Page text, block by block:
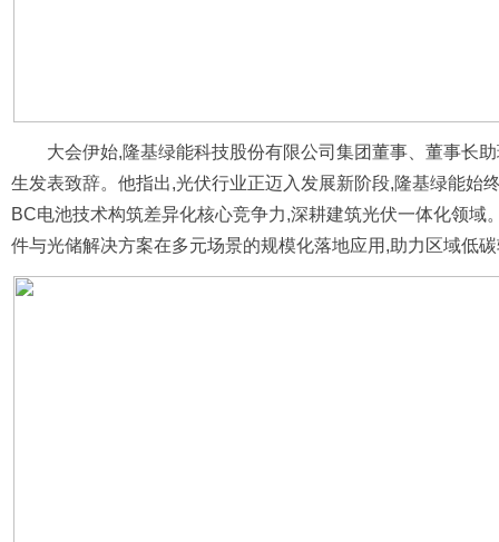
大会伊始,隆基绿能科技股份有限公司集团董事、董事长
生发表致辞。他指出,光伏行业正迈入发展新阶段,隆基绿能始
BC电池技术构筑差异化核心竞争力,深耕建筑光伏一体化领域
件与光储解决方案在多元场景的规模化落地应用,助力区域低